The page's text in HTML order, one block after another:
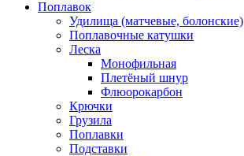
Поплавок
Удилища (матчевые, болонские)
Поплавочные катушки
Леска
Монофильная
Плетёный шнур
Флюорокарбон
Крючки
Грузила
Поплавки
Подставки